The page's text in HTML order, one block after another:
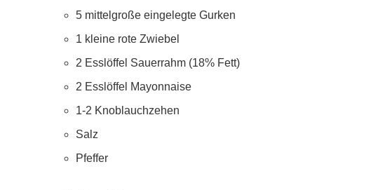
5 mittelgroße eingelegte Gurken
1 kleine rote Zwiebel
2 Esslöffel Sauerrahm (18% Fett)
2 Esslöffel Mayonnaise
1-2 Knoblauchzehen
Salz
Pfeffer